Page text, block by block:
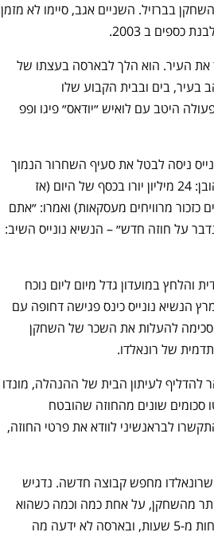
בברזיל. השניים אגב, סיימו לא מזמן
ב 2003.
את העיר. הוא הלך לבארסה בעצתו של
בעיר, בים ובבית הקבוע שלו
היטב עם לואיש ״יודאס״ פיגו ופפ
הנשיא נונייס ניסה לבטל את סעיף השחרור הנמוך
שהוצמד לשחקן לאחר העסקה עם פ.ס.ו איינדהובן: 24 מיליון יורו בכסף של היום (אז
כזכור מרוויחים מעסקאות) ואמרו: ״אתם
על חוזה חדש״ – הנשיא נונייס השיב:
הספרדית והלחץ במועדון גדל מיום ליום נוכח
הנשיא נונייס כינס פגישה דחופה עם
להעלות את השכר של השחקן
של רונאלדו.
להדליף לעיתון הבית של ההנהלה, מונדו
סכומים שונים מהחוזה שהובטח
לבראנשיני לוודא את פרטי החוזה,
שרונאלדו מחפש קבוצה חדשה. נדגיש
מהשחקן, על אחת כמה וכמה כשהוא
השחקן הטוב בעולם. כל הסיפור התפוצץ תוך פחות מ-5 שעות, ובארסה לא ידעה מה